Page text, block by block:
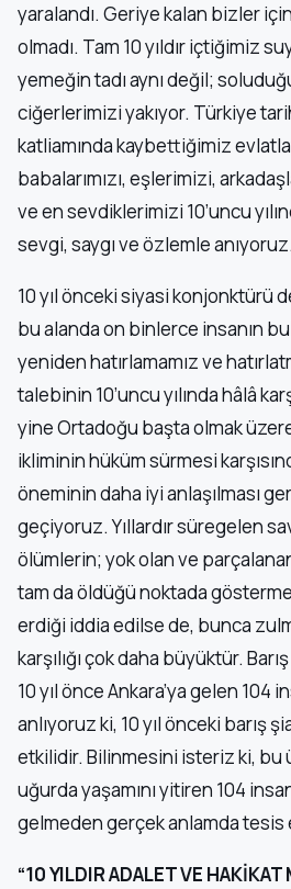
yaralandı. Geriye kalan bizler
olmadı. Tam 10 yıldır içtiğimiz
yemeğin tadı aynı değil;
ciğerlerimizi yakıyor. Türkiye
katliamında kaybettiğimiz
babalarımızı, eşlerimizi,
ve en sevdiklerimizi 10’uncu
sevgi, saygı ve özlemle anıyoruz.
10 yıl önceki siyasi konjonktürü
bu alanda on binlerce insanın
yeniden hatırlamamız ve
talebinin 10’uncu yılında hâlâ
yine Ortadoğu başta olmak
ikliminin hüküm sürmesi
öneminin daha iyi anlaşılması
geçiyoruz. Yıllardır süregelen
ölümlerin; yok olan ve
tam da öldüğü noktada
erdiği iddia edilse de, bunca
karşılığı çok daha büyüktür.
10 yıl önce Ankara’ya gelen 104
anlıyoruz ki, 10 yıl önceki barış
etkilidir. Bilinmesini isteriz ki, bu
uğurda yaşamını yitiren 104
gelmeden gerçek anlamda tesis
“10 YILDIR ADALET VE